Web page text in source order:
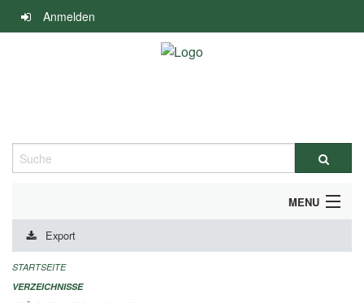
Navigation
überspringen
Anmelden
Suche
MENU
DURCHFÜHRUNG UND FINANZIERUNG
IMPRESSUM
Export
STARTSEITE
VERZEICHNISSE